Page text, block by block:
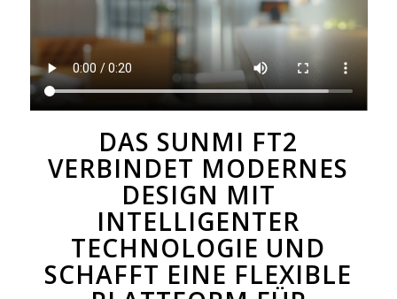
DAS SUNMI FT2
VERBINDET MODERNES
DESIGN MIT
INTELLIGENTER
TECHNOLOGIE UND
SCHAFFT EINE FLEXIBLE